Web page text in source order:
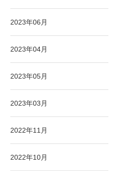
2023年06月
2023年04月
2023年05月
2023年03月
2022年11月
2022年10月